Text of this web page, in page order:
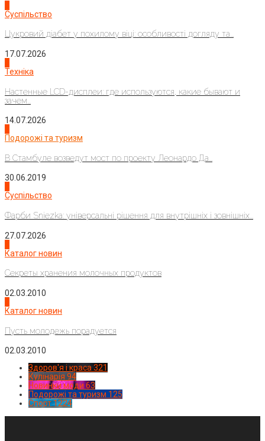
Суспільство
Цукровий діабет у похилому віці: особливості догляду та...
17.07.2026
Техніка
Настенные LCD-дисплеи: где используются, какие бывают и
зачем...
14.07.2026
Подорожі та туризм
В Стамбуле возведут мост по проекту Леонардо Да...
30.06.2019
Суспільство
Фарби Sniezka: універсальні рішення для внутрішніх і зовнішніх...
27.07.2026
Каталог новин
Секреты хранения молочных продуктов
02.03.2010
Каталог новин
Пусть молодежь порадуется
02.03.2010
Здоров'я і краса 321
Кулінарія 94
Новинки моди 63
Подорожі та туризм 125
Спорт1224